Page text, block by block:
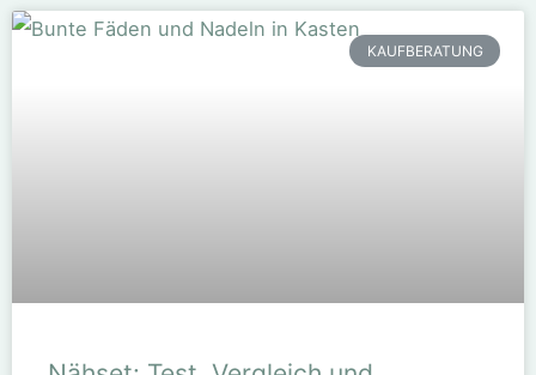
KAUFBERATUNG